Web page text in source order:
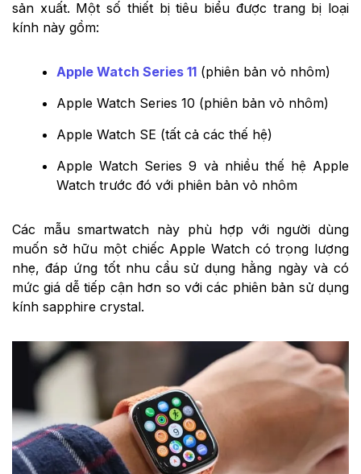
sản xuất. Một số thiết bị tiêu biểu được trang bị loại
kính này gồm:
Apple Watch Series 11 (phiên bản vỏ nhôm)
Apple Watch Series 10 (phiên bản vỏ nhôm)
Apple Watch SE (tất cả các thế hệ)
Apple Watch Series 9 và nhiều thế hệ Apple
Watch trước đó với phiên bản vỏ nhôm
Các mẫu smartwatch này phù hợp với người dùng
muốn sở hữu một chiếc Apple Watch có trọng lượng
nhẹ, đáp ứng tốt nhu cầu sử dụng hằng ngày và có
mức giá dễ tiếp cận hơn so với các phiên bản sử dụng
kính sapphire crystal.